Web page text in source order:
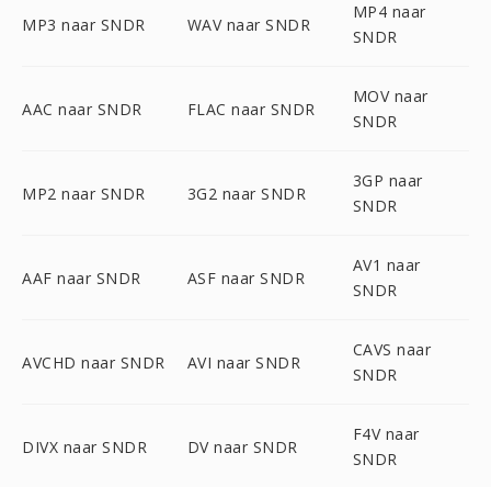
MP3 naar SNDR WAV naar SNDR
MP4 naar
SNDR
AAC naar SNDR FLAC naar SNDR
MOV naar
SNDR
MP2 naar SNDR 3G2 naar SNDR
3GP naar
SNDR
AAF naar SNDR ASF naar SNDR
AV1 naar
SNDR
AVCHD naar SNDR AVI naar SNDR
CAVS naar
SNDR
DIVX naar SNDR DV naar SNDR
F4V naar
SNDR